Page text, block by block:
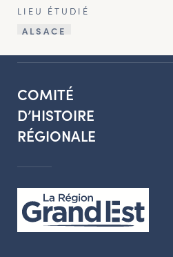
LIEU ÉTUDIÉ
ALSACE
COMITÉ
D’HISTOIRE
RÉGIONALE